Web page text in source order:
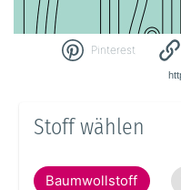
Pinterest
Stoff wählen
Baumwollstoff